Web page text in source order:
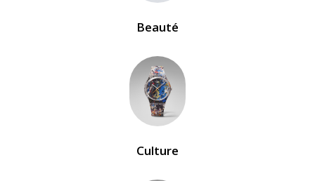
Beauté
Culture